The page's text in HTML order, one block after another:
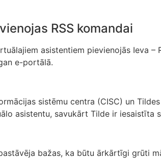
RSS komandai
asistentiem pievienojās Ieva
e-portālā.
sistēmu centra (CISC) un
asistentu, savukārt Tilde ir iesaistīta
bažas, ka būtu ārkārtīgi grūti